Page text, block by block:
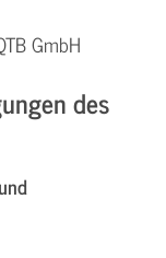
GmbH
des